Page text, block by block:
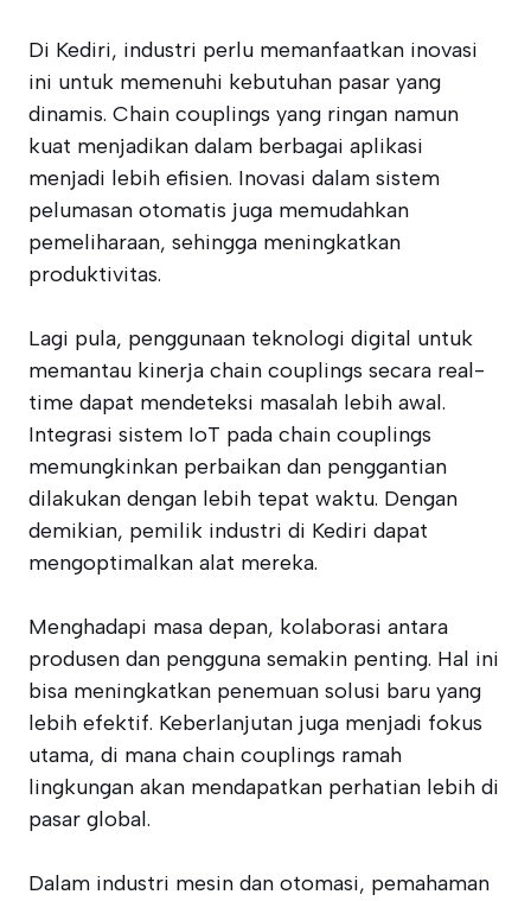
Di Kediri, industri perlu memanfaatkan inovasi
ini untuk memenuhi kebutuhan pasar yang
dinamis. Chain couplings yang ringan namun
kuat menjadikan dalam berbagai aplikasi
menjadi lebih efisien. Inovasi dalam sistem
pelumasan otomatis juga memudahkan
pemeliharaan, sehingga meningkatkan
produktivitas.
Lagi pula, penggunaan teknologi digital untuk
memantau kinerja chain couplings secara real-
time dapat mendeteksi masalah lebih awal.
Integrasi sistem IoT pada chain couplings
memungkinkan perbaikan dan penggantian
dilakukan dengan lebih tepat waktu. Dengan
demikian, pemilik industri di Kediri dapat
mengoptimalkan alat mereka.
Menghadapi masa depan, kolaborasi antara
produsen dan pengguna semakin penting. Hal ini
bisa meningkatkan penemuan solusi baru yang
lebih efektif. Keberlanjutan juga menjadi fokus
utama, di mana chain couplings ramah
lingkungan akan mendapatkan perhatian lebih di
pasar global.
Dalam industri mesin dan otomasi, pemahaman